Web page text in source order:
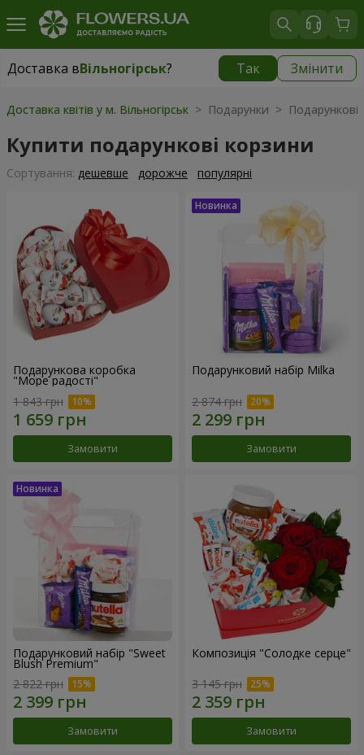
Доставка вВільногірськ? Так Змінити
Доставка вВільногірськ|
Доставка квітів у м. Вільногірськ > Подарунки > Подарункові
Купити подарункові корзини
Сортування: дешевше дорожче популярні
Подарункова коробка
"Море радості"
1 843 грн
Замовити
Подарунковий набір Milka
2 874 грн
Замовити
Подарунковий набір "Sweet
Blush Premium"
2 822 грн
Замовити
Композиція "Солодке серце"
3 145 грн
Замовити